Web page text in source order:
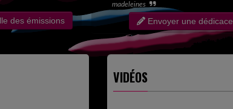
des émissions
madeleines
Envoyer une dédicace
VIDÉOS